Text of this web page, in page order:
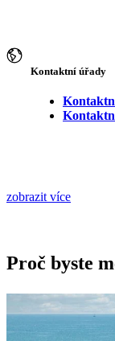
Kontaktní úřady
zobrazit více
Proč byste